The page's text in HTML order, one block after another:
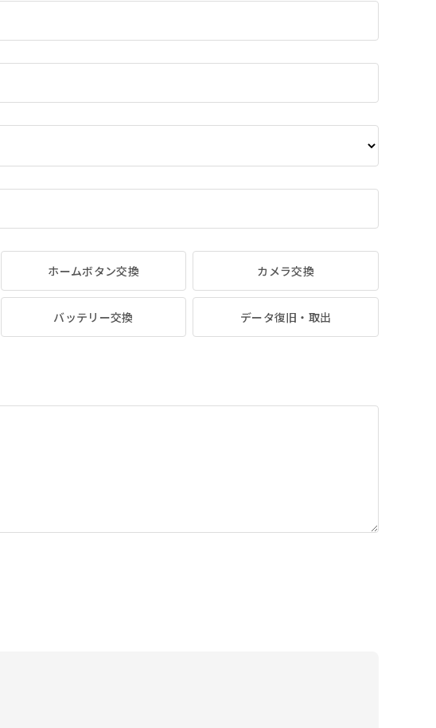
ホームボタン交換 カメラ交換
バッテリー交換 データ復旧・取出